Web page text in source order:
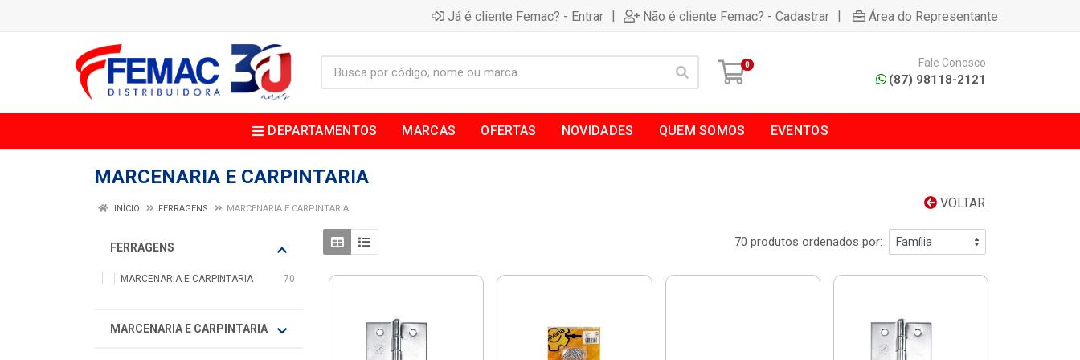
Já é cliente Femac? - Entrar | Não é cliente Femac? - Cadastrar | Área do Representante
0 Fale Conosco
(87) 98118-2121
DEPARTAMENTOS MARCAS OFERTAS NOVIDADES QUEM SOMOS EVENTOS
MARCENARIA E CARPINTARIA
VOLTAR
INÍCIO FERRAGENS MARCENARIA E CARPINTARIA
FERRAGENS
MARCENARIA E CARPINTARIA 70
MARCENARIA E CARPINTARIA
70 produtos ordenados por: